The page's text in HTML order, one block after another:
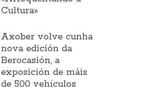
Cultura»
Axober volve cunha
nova edición da
Berocasión, a
exposición de máis
de 500 vehículos